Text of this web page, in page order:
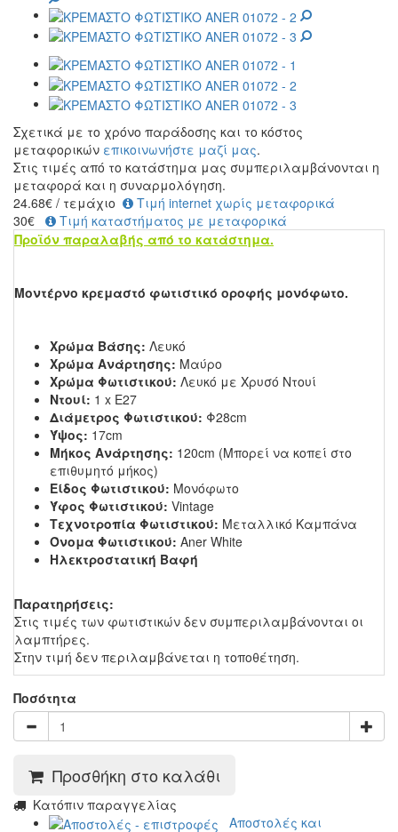
Σχετικά με το χρόνο παράδοσης και το κόστος
μεταφορικών επικοινωνήστε μαζί μας.
Στις τιμές από το κατάστημα μας συμπεριλαμβάνονται η
μεταφορά και η συναρμολόγηση.
24.68€ / τεμάχιο
Τιμή internet χωρίς μεταφορικά
30€
Τιμή καταστήματος με μεταφορικά
Προϊόν παραλαβής από το κατάστημα.
Μοντέρνο κρεμαστό φωτιστικό οροφής μονόφωτο.
Χρώμα Βάσης: Λευκό
Χρώμα Ανάρτησης: Μαύρο
Χρώμα Φωτιστικού: Λευκό με Χρυσό Ντουί
Ντουί: 1 x E27
Διάμετρος Φωτιστικού: Φ28cm
Ύψος: 17cm
Μήκος Ανάρτησης: 120cm (Μπορεί να κοπεί στο
επιθυμητό μήκος)
Είδος Φωτιστικού: Μονόφωτο
Ύφος Φωτιστικού: Vintage
Τεχνοτροπία Φωτιστικού: Μεταλλικό Καμπάνα
Όνομα Φωτιστικού: Aner White
Ηλεκτροστατική Βαφή
Παρατηρήσεις:
Στις τιμές των φωτιστικών δεν συμπεριλαμβάνονται οι
λαμπτήρες.
Στην τιμή δεν περιλαμβάνεται η τοποθέτηση.
Ποσότητα
Προσθήκη στο καλάθι
Kατόπιν παραγγελίας
Αποστολές και